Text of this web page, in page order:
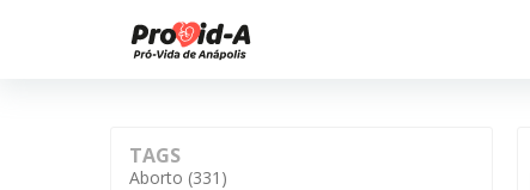
TAGS
Aborto (331)